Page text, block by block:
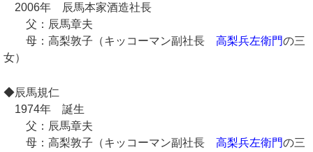
2006年 辰馬本家酒造社長
父：辰馬章夫
母：高梨敦子（キッコーマン副社長 高梨兵左衛門の三
女）
◆辰馬規仁
1974年 誕生
父：辰馬章夫
母：高梨敦子（キッコーマン副社長 高梨兵左衛門の三